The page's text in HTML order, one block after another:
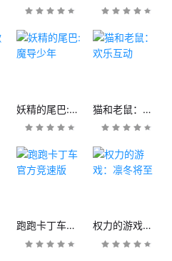
妖精的尾巴:魔导少年 猫和老鼠：欢乐互动
跑跑卡丁车官方竞速版 权力的游戏：凛冬将至